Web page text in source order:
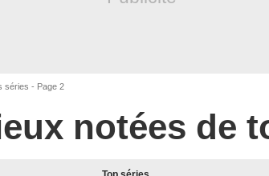
séries - Page 2
notées de